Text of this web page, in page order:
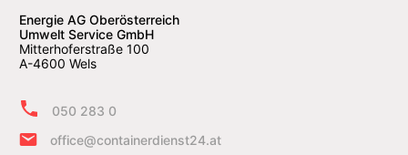
Energie AG Oberösterreich
Umwelt Service GmbH
Mitterhoferstraße 100
A-4600 Wels
050 283 0
office@containerdienst24.at